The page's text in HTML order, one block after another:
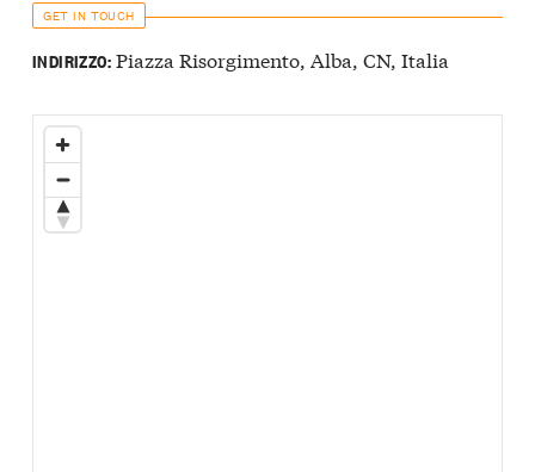
GET IN TOUCH
INDIRIZZO:Piazza Risorgimento, Alba, CN, Italia